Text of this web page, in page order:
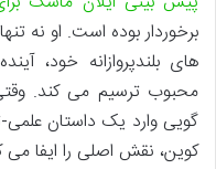
برخوردار بوده است. او نه
های بلندپروازانه خود،
محبوب ترسیم می کند.
گویی وارد یک داستان
کوین، نقش اصلی را ایفا می